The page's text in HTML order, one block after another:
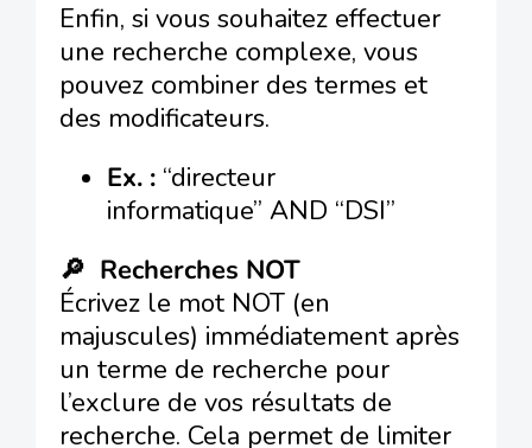
Enfin, si vous souhaitez effectuer
une recherche complexe, vous
pouvez combiner des termes et
des modificateurs.
Ex. :“directeur
informatique” AND “DSI”
🔎 Recherches NOT
Écrivez le mot NOT (en
majuscules) immédiatement après
un terme de recherche pour
l’exclure de vos résultats de
recherche. Cela permet de limiter